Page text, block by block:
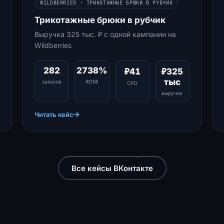
WILDBERRIES · ТРИКОТАЖНЫЕ БРЮКИ В РУБЧИК
Трикотажные брюки в рубчик
Выручка 325 тыс. ₽ с одной кампании на
Wildberries
282
заказов
2738%
ROMI
₽41
CPO
₽325
тыс
выручка
Читать кейс
Все кейсы ВКонтакте